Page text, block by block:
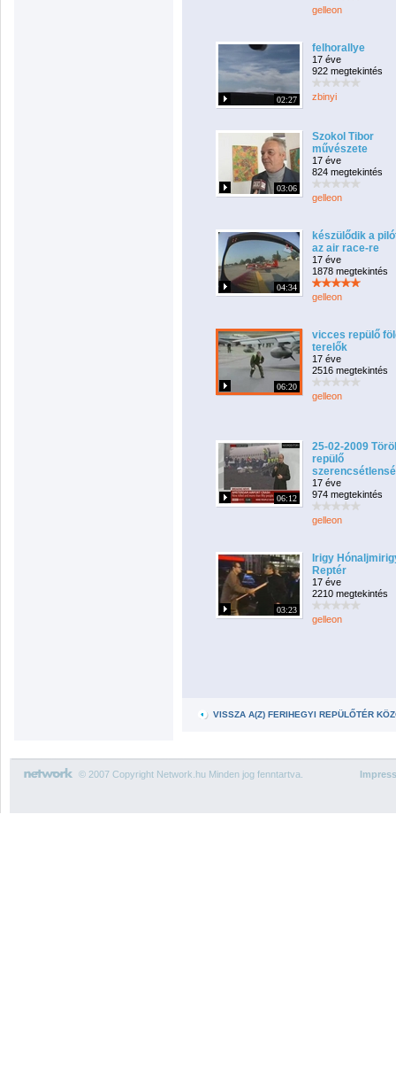
gelleon
02:27
felhorallye
17 éve
922 megtekintés
zbinyi
03:06
Szokol Tibor
művészete
17 éve
824 megtekintés
gelleon
04:34
készülődik a
az air race-re
17 éve
1878 megtekintés
gelleon
06:20
vicces repülő
terelők
17 éve
2516 megtekintés
gelleon
06:12
25-02-2009
repülő
17 éve
974 megtekintés
gelleon
03:23
Irigy
Reptér
17 éve
2210 megtekintés
gelleon
VISSZA A(Z) FERIHEGYI REPÜLŐTÉR
© 2007 Copyright Network.hu Minden jog fenntartva.